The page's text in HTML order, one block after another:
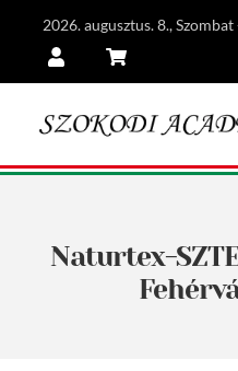
2026. augusztus. 8., Szombat
Naturtex-